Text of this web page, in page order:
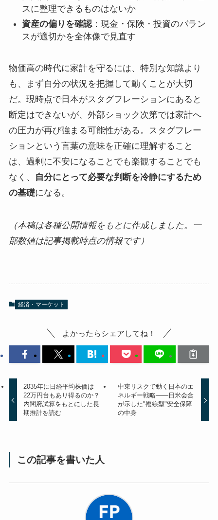
スに整理できるものはないか
資産の偏りを確認：現金・保険・投資のバラン
スが適切かを全体像で見直す
物価高の時代に家計を守るには、特別な知識より
も、まず自分の状況を把握して動くことが大切
だ。現時点で日本がスタグフレーションにあると
断定はできないが、外部ショック次第では家計へ
の圧力が再び強まる可能性がある。スタグフレー
ションという言葉の意味を正確に理解すること
は、過剰に不安になることでも楽観することでも
なく、
自分にとって必要な判断を冷静にするため
の基礎になる。
（本稿は各種公開情報をもとに作成しました。一
部数値は記事掲載時点の情報です）
経済・マーケット
よかったらシェアしてね！
2035年に日経平均株価は
22万円台もあり得るのか？
内閣府試算をもとにした長
期推計を読む
中東リスクで動く日本のエ
ネルギー戦略——日米会合
が示した"複線型"安全保障
の中身
この記事を書いた人